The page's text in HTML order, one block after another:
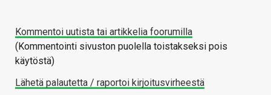
Kommentoi uutista tai artikkelia foorumilla
(Kommentointi sivuston puolella toistakseksi pois
käytöstä)
Lähetä palautetta / raportoi kirjoitusvirheestä